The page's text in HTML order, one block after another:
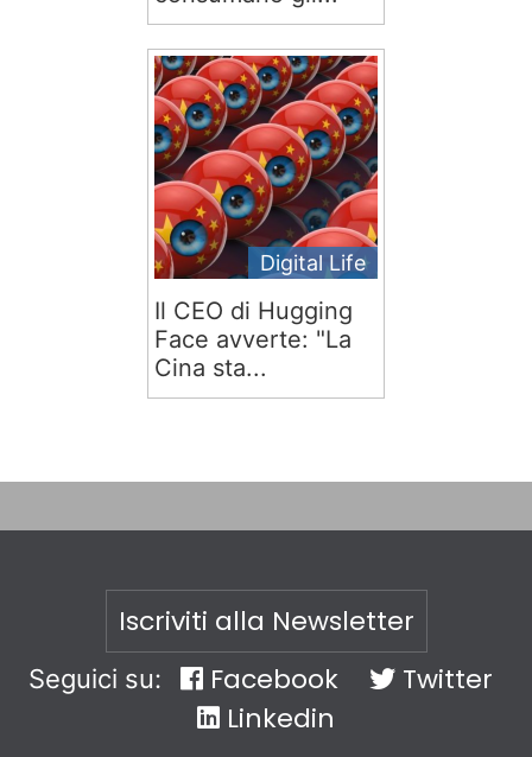
Digital Life
Il CEO di Hugging
Face avverte: "La
Cina sta...
Iscriviti alla Newsletter
Seguici su: Facebook
Twitter
Linkedin